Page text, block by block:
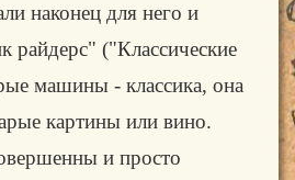
наконец для него и
райдерс" ("Классические
машины - классика, она
картины или вино.
и просто